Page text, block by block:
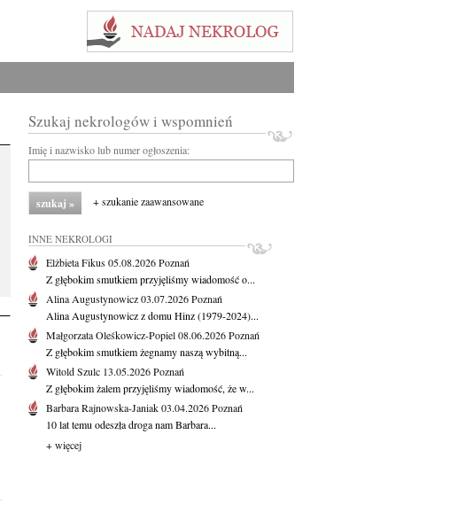
Szukaj nekrologów i wspomnień
Imię i nazwisko lub numer ogłoszenia:
+ szukanie zaawansowane
INNE NEKROLOGI
Elżbieta Fikus05.08.2026Poznań
Z głębokim smutkiem przyjęliśmy wiadomość o...
Alina Augustynowicz03.07.2026Poznań
Alina Augustynowicz z domu Hinz (1979-2024)...
Małgorzata Oleśkowicz-Popiel08.06.2026Poznań
Z głębokim smutkiem żegnamy naszą wybitną...
Witold Szulc 13.05.2026Poznań
Z głębokim żalem przyjęliśmy wiadomość, że w...
Barbara Rajnowska-Janiak03.04.2026Poznań
10 lat temu odeszła droga nam Barbara...
+ więcej